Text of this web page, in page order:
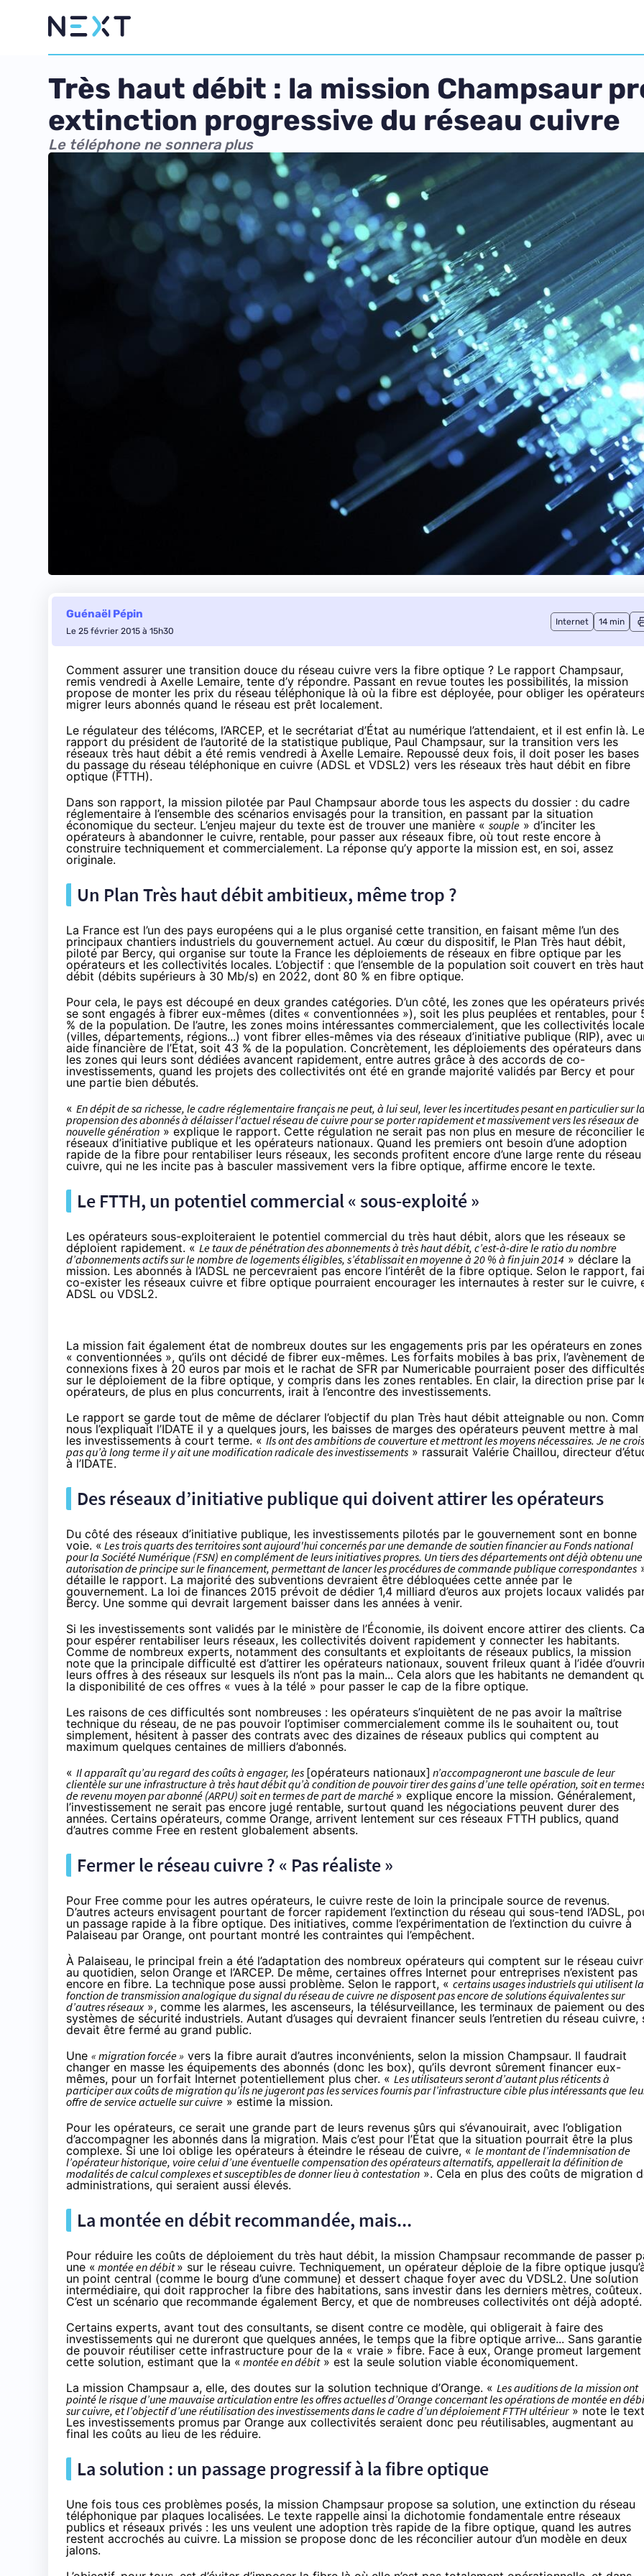
Très haut débit : la mission Champsaur
extinction progressive du réseau cuivre
Le téléphone ne sonnera plus
Guénaël Pépin
Le 25 février 2015 à 15h30
Internet 14 min
Comment assurer une transition douce du réseau cuivre vers la fibre optique ? Le rapport Champsaur,
remis vendredi à Axelle Lemaire, tente d’y répondre. Passant en revue toutes les possibilités, la mission
propose de monter les prix du réseau téléphonique là où la fibre est déployée, pour obliger les
migrer leurs abonnés quand le réseau est prêt localement.
Le régulateur des télécoms, l’ARCEP, et le secrétariat d’État au numérique l’attendaient, et il est enfin là. Le
rapport du président de l’autorité de la statistique publique, Paul Champsaur, sur la transition vers les
réseaux très haut débit a été remis vendredi à Axelle Lemaire. Repoussé deux fois, il doit poser les bases
du passage du réseau téléphonique en cuivre (ADSL et VDSL2) vers les réseaux très haut débit en fibre
optique (FTTH).
Dans son rapport, la mission pilotée par Paul Champsaur aborde tous les aspects du dossier : du cadre
réglementaire à l’ensemble des scénarios envisagés pour la transition, en passant par la situation
économique du secteur. L’enjeu majeur du texte est de trouver une manière « souple » d’inciter les
opérateurs à abandonner le cuivre, rentable, pour passer aux réseaux fibre, où tout reste encore à
construire techniquement et commercialement. La réponse qu’y apporte la mission est, en soi, assez
originale.
Un Plan Très haut débit ambitieux, même trop ?
La France est l’un des pays européens qui a le plus organisé cette transition, en faisant même l’un des
principaux chantiers industriels du gouvernement actuel. Au cœur du dispositif, le Plan Très haut débit,
piloté par Bercy, qui organise sur toute la France les déploiements de réseaux en fibre optique par les
opérateurs et les collectivités locales. L’objectif : que l’ensemble de la population soit couvert en très haut
débit (débits supérieurs à 30 Mb/s) en 2022, dont 80 % en fibre optique.
Pour cela, le pays est découpé en deux grandes catégories. D’un côté, les zones que les opérateurs
se sont engagés à fibrer eux-mêmes (dites « conventionnées »), soit les plus peuplées et rentables, pour
% de la population. De l’autre, les zones moins intéressantes commercialement, que les collectivités
(villes, départements, régions...) vont fibrer elles-mêmes via des réseaux d’initiative publique (RIP), avec
aide financière de l’État, soit 43 % de la population. Concrètement, les déploiements des opérateurs dans
les zones qui leurs sont dédiées avancent rapidement, entre autres grâce à des accords de co-
investissements, quand les projets des collectivités ont été en grande majorité validés par Bercy et pour
une partie bien débutés.
« En dépit de sa richesse, le cadre réglementaire français ne peut, à lui seul, lever les incertitudes pesant en particulier sur la
propension des abonnés à délaisser l'actuel réseau de cuivre pour se porter rapidement et massivement vers les réseaux de
nouvelle génération » explique le rapport. Cette régulation ne serait pas non plus en mesure de réconcilier
réseaux d’initiative publique et les opérateurs nationaux. Quand les premiers ont besoin d’une adoption
rapide de la fibre pour rentabiliser leurs réseaux, les seconds profitent encore d’une large rente du réseau
cuivre, qui ne les incite pas à basculer massivement vers la fibre optique, affirme encore le texte.
Le FTTH, un potentiel commercial « sous-exploité »
Les opérateurs sous-exploiteraient le potentiel commercial du très haut débit, alors que les réseaux se
déploient rapidement. « Le taux de pénétration des abonnements à très haut débit, c’est-à-dire le ratio du nombre
d’abonnements actifs sur le nombre de logements éligibles, s’établissait en moyenne à 20 % à fin juin 2014 » déclare la
mission. Les abonnés à l’ADSL ne percevraient pas encore l’intérêt de la fibre optique. Selon le rapport,
co-exister les réseaux cuivre et fibre optique pourraient encourager les internautes à rester sur le cuivre,
ADSL ou VDSL2.
La mission fait également état de nombreux doutes sur les engagements pris par les opérateurs en zones
« conventionnées », qu’ils ont décidé de fibrer eux-mêmes. Les forfaits mobiles à bas prix, l’avènement
connexions fixes à 20 euros par mois et le rachat de SFR par Numericable pourraient poser des
sur le déploiement de la fibre optique, y compris dans les zones rentables. En clair, la direction prise par
opérateurs, de plus en plus concurrents, irait à l’encontre des investissements.
Le rapport se garde tout de même de déclarer l’objectif du plan Très haut débit atteignable ou non.
nous l’expliquait l’IDATE il y a quelques jours, les baisses de marges des opérateurs peuvent mettre à mal
les investissements à court terme. « Ils ont des ambitions de couverture et mettront les moyens nécessaires. Je ne crois
pas qu’à long terme il y ait une modification radicale des investissements » rassurait Valérie Chaillou, directeur
à l’IDATE.
Des réseaux d’initiative publique qui doivent attirer les opérateurs
Du côté des réseaux d’initiative publique, les investissements pilotés par le gouvernement sont en bonne
voie. « Les trois quarts des territoires sont aujourd'hui concernés par une demande de soutien financier au Fonds national
pour la Société Numérique (FSN) en complément de leurs initiatives propres. Un tiers des départements ont déjà obtenu une
autorisation de principe sur le financement, permettant de lancer les procédures de commande publique correspondantes
détaille le rapport. La majorité des subventions devraient être débloquées cette année par le
gouvernement. La loi de finances 2015 prévoit de dédier 1,4 milliard d’euros aux projets locaux validés
Bercy. Une somme qui devrait largement baisser dans les années à venir.
Si les investissements sont validés par le ministère de l’Économie, ils doivent encore attirer des clients.
pour espérer rentabiliser leurs réseaux, les collectivités doivent rapidement y connecter les habitants.
Comme de nombreux experts, notamment des consultants et exploitants de réseaux publics, la mission
note que la principale difficulté est d’attirer les opérateurs nationaux, souvent frileux quant à l’idée
leurs offres à des réseaux sur lesquels ils n’ont pas la main... Cela alors que les habitants ne demandent
la disponibilité de ces offres « vues à la télé » pour passer le cap de la fibre optique.
Les raisons de ces difficultés sont nombreuses : les opérateurs s’inquiètent de ne pas avoir la maîtrise
technique du réseau, de ne pas pouvoir l’optimiser commercialement comme ils le souhaitent ou, tout
simplement, hésitent à passer des contrats avec des dizaines de réseaux publics qui comptent au
maximum quelques centaines de milliers d’abonnés.
« Il apparaît qu’au regard des coûts à engager, les [opérateurs nationaux] n’accompagneront une bascule de leur
clientèle sur une infrastructure à très haut débit qu’à condition de pouvoir tirer des gains d’une telle opération, soit en
de revenu moyen par abonné (ARPU) soit en termes de part de marché » explique encore la mission. Généralement,
l’investissement ne serait pas encore jugé rentable, surtout quand les négociations peuvent durer des
années. Certains opérateurs, comme Orange, arrivent lentement sur ces réseaux FTTH publics, quand
d’autres comme Free en restent globalement absents.
Fermer le réseau cuivre ? « Pas réaliste »
Pour Free comme pour les autres opérateurs, le cuivre reste de loin la principale source de revenus.
D’autres acteurs envisagent pourtant de forcer rapidement l’extinction du réseau qui sous-tend l’ADSL,
un passage rapide à la fibre optique. Des initiatives, comme l’expérimentation de l’extinction du cuivre à
Palaiseau par Orange, ont pourtant montré les contraintes qui l’empêchent.
À Palaiseau, le principal frein a été l’adaptation des nombreux opérateurs qui comptent sur le réseau
au quotidien, selon Orange et l’ARCEP. De même, certaines offres Internet pour entreprises n’existent pas
encore en fibre. La technique pose aussi problème. Selon le rapport, « certains usages industriels qui utilisent la
fonction de transmission analogique du signal du réseau de cuivre ne disposent pas encore de solutions équivalentes sur
d’autres réseaux», comme les alarmes, les ascenseurs, la télésurveillance, les terminaux de paiement ou des
systèmes de sécurité industriels. Autant d’usages qui devraient financer seuls l’entretien du réseau cuivre,
devait être fermé au grand public.
Une « migration forcée » vers la fibre aurait d’autres inconvénients, selon la mission Champsaur. Il faudrait
changer en masse les équipements des abonnés (donc les box), qu’ils devront sûrement financer eux-
mêmes, pour un forfait Internet potentiellement plus cher. « Les utilisateurs seront d’autant plus réticents à
participer aux coûts de migration qu’ils ne jugeront pas les services fournis par l’infrastructure cible plus intéressants que
offre de service actuelle sur cuivre » estime la mission.
Pour les opérateurs, ce serait une grande part de leurs revenus sûrs qui s’évanouirait, avec l’obligation
d’accompagner les abonnés dans la migration. Mais c’est pour l’État que la situation pourrait être la plus
complexe. Si une loi oblige les opérateurs à éteindre le réseau de cuivre, « le montant de l’indemnisation de
l’opérateur historique, voire celui d’une éventuelle compensation des opérateurs alternatifs, appellerait la définition de
modalités de calcul complexes et susceptibles de donner lieu à contestation ». Cela en plus des coûts de migration
administrations, qui seraient aussi élevés.
La montée en débit recommandée, mais...
Pour réduire les coûts de déploiement du très haut débit, la mission Champsaur recommande de passer
une « montée en débit» sur le réseau cuivre. Techniquement, un opérateur déploie de la fibre optique
un point central (comme le bourg d’une commune) et dessert chaque foyer avec du VDSL2. Une solution
intermédiaire, qui doit rapprocher la fibre des habitations, sans investir dans les derniers mètres, coûteux.
C’est un scénario que recommande également Bercy, et que de nombreuses collectivités ont déjà adopté.
Certains experts, avant tout des consultants, se disent contre ce modèle, qui obligerait à faire des
investissements qui ne dureront que quelques années, le temps que la fibreoptique arrive... Sans garantie
de pouvoir réutiliser cette infrastructure pour de la « vraie » fibre. Face à eux, Orange promeut largement
cette solution, estimant que la « montée en débit» est la seule solution viable économiquement.
La mission Champsaur a, elle, des doutes sur la solution technique d’Orange. « Les auditions de la mission ont
pointé le risque d’une mauvaise articulation entre les offres actuelles d’Orangeconcernant les opérations de montée en
sur cuivre, et l’objectif d’une réutilisation des investissements dans le cadre d’un déploiement FTTH ultérieur» note le
Les investissements promus par Orange aux collectivités seraient donc peu réutilisables, augmentant au
final les coûts au lieu de les réduire.
La solution : un passage progressif à la fibreoptique
Une fois tous ces problèmes posés, la mission Champsaur propose sa solution, une extinction du réseau
téléphonique par plaques localisées. Le texte rappelle ainsi la dichotomie fondamentale entre réseaux
publics et réseaux privés : les uns veulent une adoption très rapide de la fibre optique, quand les autres
restent accrochés au cuivre. La mission se propose donc de les réconcilier autour d’un modèle en deux
jalons.